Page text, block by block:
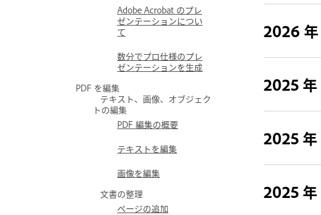
Adobe Acrobat のプレ
ゼンテーションについ
て
数分でプロ仕様のプレ
ゼンテーションを生成
PDF を編集
テキスト、画像、オブジェク
トの編集
PDF 編集の概要
テキストを編集
画像を編集
文書の整理
ページの追加
2026 年
2025 年
2025 年
2025 年